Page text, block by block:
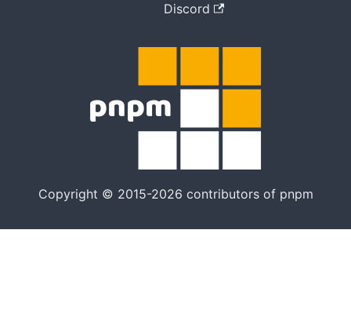
Discord
Copyright © 2015-2026 contributors of pnpm